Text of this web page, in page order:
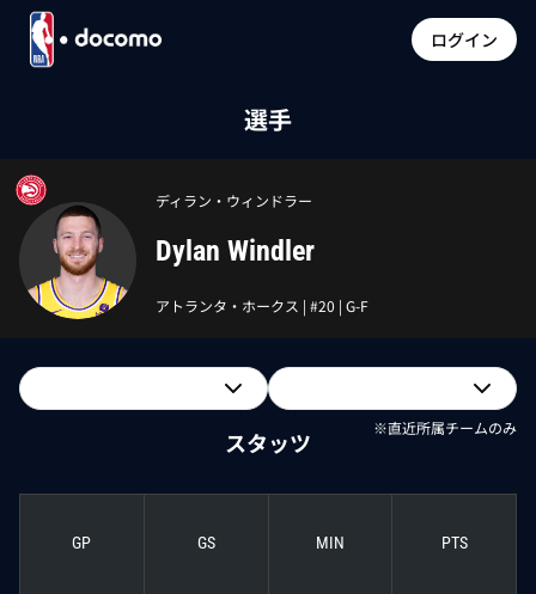
ログイン
選手
ディラン・ウィンドラー
Dylan Windler
アトランタ・ホークス | #20 | G-F
スタッツ ※直近所属チームのみ
GP GS MIN PTS